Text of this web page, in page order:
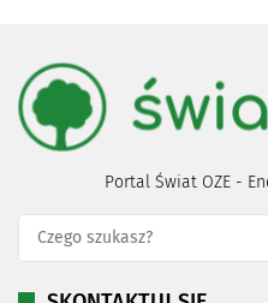
Portal Świat OZE -